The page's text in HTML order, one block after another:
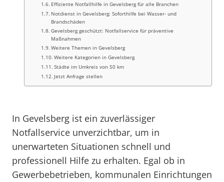
Effiziente Notfallhilfe in Gevelsberg für alle Branchen
Notdienst in Gevelsberg: Soforthilfe bei Wasser- und
Brandschäden
Gevelsberg geschützt: Notfallservice für präventive
Maßnahmen
Weitere Themen in Gevelsberg
Weitere Kategorien in Gevelsberg
Städte im Umkreis von 50 km
Jetzt Anfrage stellen
In Gevelsberg ist ein zuverlässiger
Notfallservice unverzichtbar, um in
unerwarteten Situationen schnell und
professionell Hilfe zu erhalten. Egal ob in
Gewerbebetrieben, kommunalen Einrichtungen